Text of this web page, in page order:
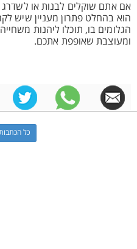
אם אתם שוקלים לבנות או
הוא בהחלט פתרון מעניין שיש
הגלומים בו, תוכלו ליהנות
ומעוצבת שאופפת אתכם.
כל